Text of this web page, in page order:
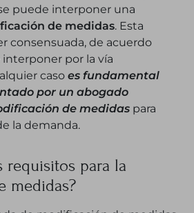
puede interponer una
de medidas. Esta
consensuada, de acuerdo
por la vía
caso es fundamental
por un abogado
de medidas para
la demanda.
requisitos para la
medidas?